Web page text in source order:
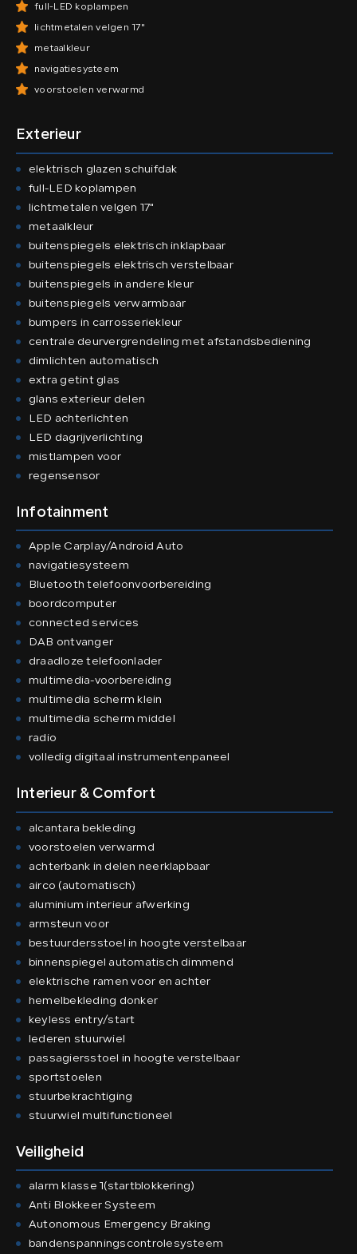
full-LED koplampen
lichtmetalen velgen 17"
metaalkleur
navigatiesysteem
voorstoelen verwarmd
Exterieur
elektrisch glazen schuifdak
full-LED koplampen
lichtmetalen velgen 17"
metaalkleur
buitenspiegels elektrisch inklapbaar
buitenspiegels elektrisch verstelbaar
buitenspiegels in andere kleur
buitenspiegels verwarmbaar
bumpers in carrosseriekleur
centrale deurvergrendeling met afstandsbediening
dimlichten automatisch
extra getint glas
glans exterieur delen
LED achterlichten
LED dagrijverlichting
mistlampen voor
regensensor
Infotainment
Apple Carplay/Android Auto
navigatiesysteem
Bluetooth telefoonvoorbereiding
boordcomputer
connected services
DAB ontvanger
draadloze telefoonlader
multimedia-voorbereiding
multimedia scherm klein
multimedia scherm middel
radio
volledig digitaal instrumentenpaneel
Interieur & Comfort
alcantara bekleding
voorstoelen verwarmd
achterbank in delen neerklapbaar
airco (automatisch)
aluminium interieur afwerking
armsteun voor
bestuurdersstoel in hoogte verstelbaar
binnenspiegel automatisch dimmend
elektrische ramen voor en achter
hemelbekleding donker
keyless entry/start
lederen stuurwiel
passagiersstoel in hoogte verstelbaar
sportstoelen
stuurbekrachtiging
stuurwiel multifunctioneel
Veiligheid
alarm klasse 1(startblokkering)
Anti Blokkeer Systeem
Autonomous Emergency Braking
bandenspanningscontrolesysteem